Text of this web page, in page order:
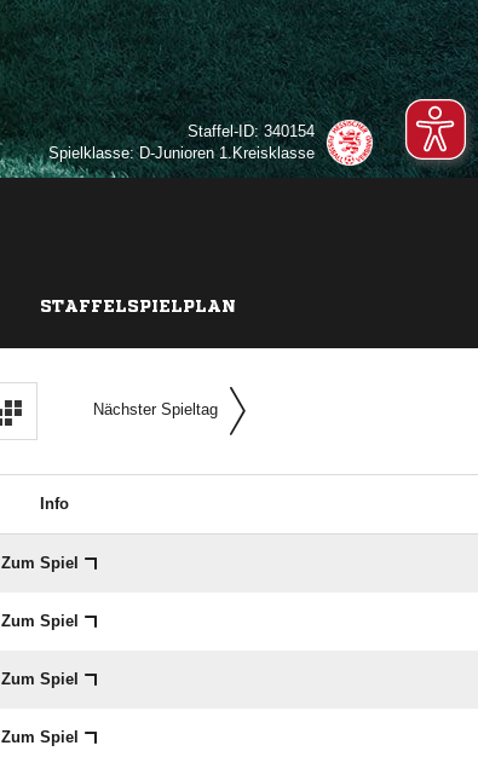
Staffel-ID: 340154
Spielklasse: D-Junioren 1.Kreisklasse
STAFFELSPIELPLAN
Nächster Spieltag
Info
Zum Spiel
Zum Spiel
Zum Spiel
Zum Spiel